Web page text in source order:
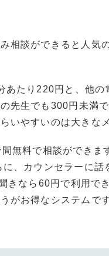
相談ができると人気
あたり220円と、他
先生でも300円未満
いやすいのは大きな
無料で相談ができま
、カウンセラーに
きなら60円で利用で
がお得なシステムです